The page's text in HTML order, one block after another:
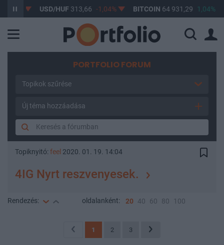
USD/HUF313,66 -1,04% BITCOIN64 931,29 1,04%
PORTFOLIO FORUM
Topikok szűrése
Új téma hozzáadása
Topiknyitó: feel 2020. 01. 19. 14:04
4IG Nyrt reszvenyesek.
Rendezés: oldalanként: 20 40 60 80 100
1 2 3